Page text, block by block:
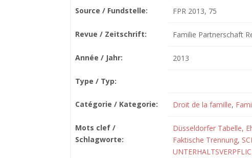
Source / Fundstelle: FPR 2013, 75
Revue / Zeitschrift: Familie Partnerschaft
Année / Jahr: 2013
Type / Typ:
Catégorie / Kategorie: Droit de la famille,
Mots clef /
Schlagworte:
Düsseldorfer Tabelle,
Faktische Trennung,